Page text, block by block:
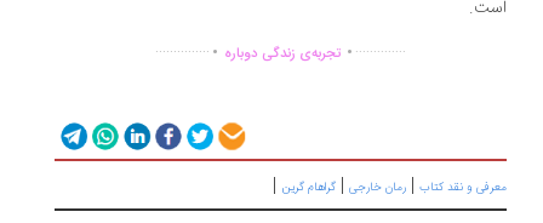
............... .تجربه‌ی زندگی دوباره ...............
و نقد کتاب|رمان خارجی|گراهام گرین|